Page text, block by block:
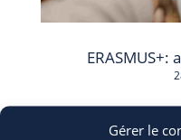
Gérer le
ERASMUS+: